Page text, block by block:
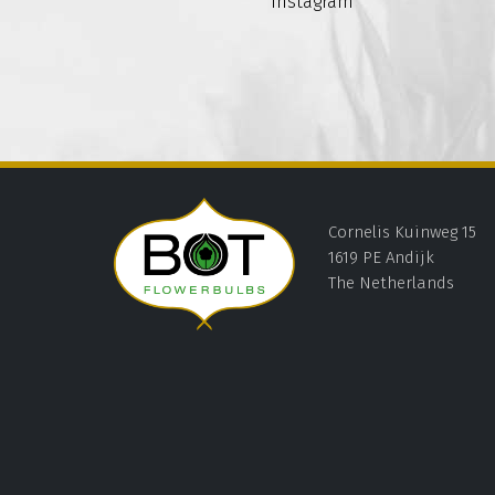
Cornelis Kuinweg 15
1619 PE Andijk
The Netherlands